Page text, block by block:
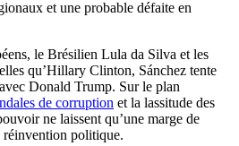
et une probable défaite en
le Brésilien Lula da Silva et les
qu’Hillary Clinton, Sánchez tente
avec Donald Trump. Sur le plan
de corruption et la lassitude des
ne laissent qu’une marge de
politique.